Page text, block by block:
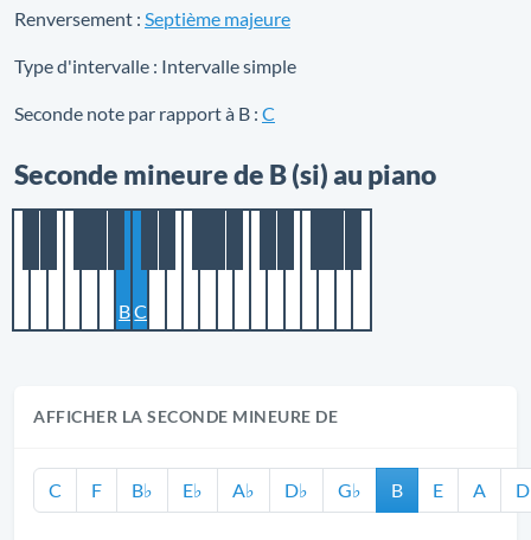
Renversement : Septième majeure
Type d'intervalle : Intervalle simple
Seconde note par rapport à B : C
Seconde mineure de B (si) au piano
BC
AFFICHER LA SECONDE MINEURE DE
C F B♭ E♭ A♭ D♭ G♭ B E A D